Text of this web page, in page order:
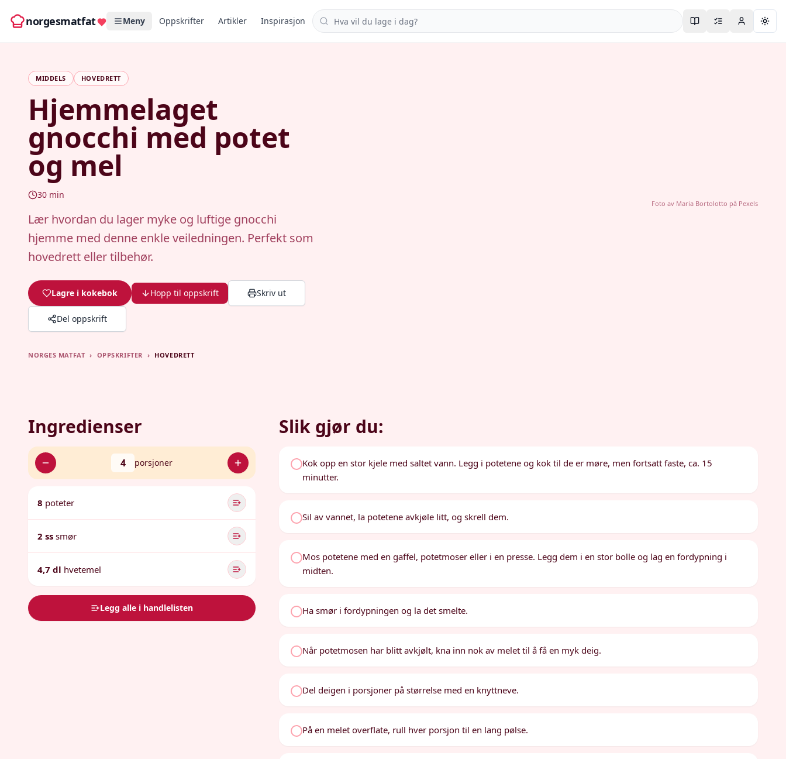
norgesmatfat Meny Oppskrifter Artikler Inspirasjon Søk i oppskrifter
MIDDELS HOVEDRETT
Hjemmelaget
gnocchi med potet
og mel
30 min
Lær hvordan du lager myke og luftige gnocchi
hjemme med denne enkle veiledningen. Perfekt som
hovedrett eller tilbehør.
Lagre i kokebok Hopp til oppskrift Skriv ut
Del oppskrift
Foto av Maria Bortolotto på Pexels
NORGES MATFAT › OPPSKRIFTER › HOVEDRETT
Ingredienser
4 porsjoner
8 poteter
2 ss smør
4,7 dl hvetemel
Legg alle i handlelisten
Slik gjør du:
Kok opp en stor kjele med saltet vann. Legg i potetene og kok til de er møre, men fortsatt faste, ca. 15
minutter.
Sil av vannet, la potetene avkjøle litt, og skrell dem.
Mos potetene med en gaffel, potetmoser eller i en presse. Legg dem i en stor bolle og lag en fordypning i
midten.
Ha smør i fordypningen og la det smelte.
Når potetmosen har blitt avkjølt, kna inn nok av melet til å få en myk deig.
Del deigen i porsjoner på størrelse med en knyttneve.
På en melet overflate, rull hver porsjon til en lang pølse.